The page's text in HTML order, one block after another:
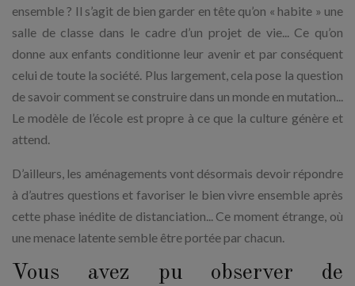
ensemble ? Il s’agit de bien garder en tête qu’on « habite » une
salle de classe dans le cadre d’un projet de vie... Ce qu’on
donne aux enfants conditionne leur avenir et par conséquent
celui de toute la société. Plus largement, cela pose la question
de savoir comment se construire dans un monde en mutation...
Le modèle de l’école est propre à ce que la culture génère et
attend.
D’ailleurs, les aménagements vont désormais devoir répondre
à d’autres questions et favoriser le bien vivre ensemble après
cette phase inédite de distanciation... Ce moment étrange, où
une menace latente semble être portée par chacun.
Vous avez pu observer de